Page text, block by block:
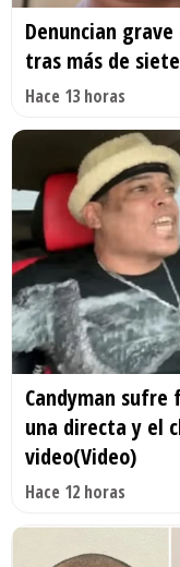
Denuncian
tras más de
Hace 13 horas
Candyman
una directa y el
video(Video)
Hace 12 horas